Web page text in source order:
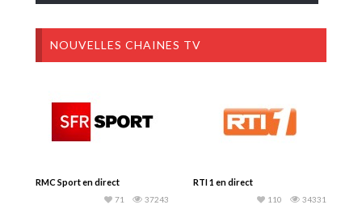
NOUVELLES CHAINES TV
RMC Sport en direct
37243
71
RTI 1 en direct
34331
110